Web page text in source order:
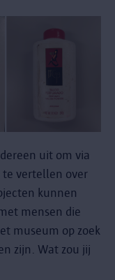
uit om via
vertellen over
kunnen
mensen die
museum op zoek
zijn. Wat zou jij